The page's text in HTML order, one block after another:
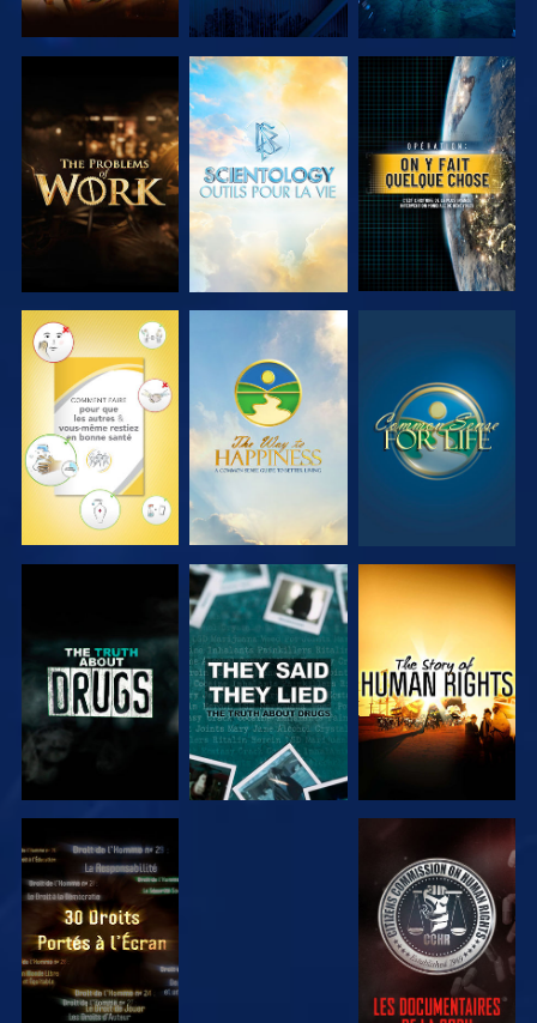
DÉCOUVRIR
LES SÉRIES
DÉCOUVRIR
LES SÉRIES
REGARDER
REGARDER REGARDER REGARDER
REGARDER REGARDER
REGARDER REGARDER